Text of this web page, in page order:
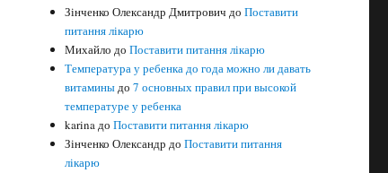
Зінченко Олександр Дмитрович доПоставити
питання лікарю
Михайло доПоставити питання лікарю
Температура у ребенка до года можно ли давать
витаминыдо7 основных правил при высокой
температуре у ребенка
karinaдоПоставити питання лікарю
Зінченко Олександр доПоставити питання
лікарю